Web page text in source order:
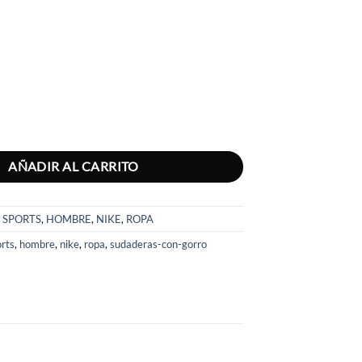
AÑADIR AL CARRITO
, HOMBRE, NIKE, ROPA
, hombre, nike, ropa, sudaderas-con-gorro